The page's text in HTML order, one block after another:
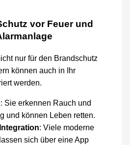
vor Feuer und
nur für den Brandschutz
können auch in Ihr
werden.
: Sie erkennen Rauch und
und können Leben retten.
: Viele moderne
sich über eine App